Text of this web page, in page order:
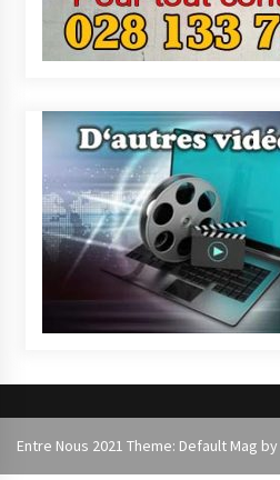
Entre Nous 2021 Theme: Default Mag by